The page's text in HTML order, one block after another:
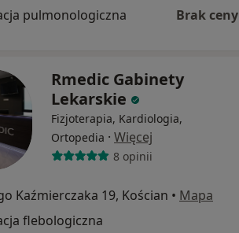
pulmonologiczna Brak ceny
Rmedic Gabinety
Lekarskie
Fizjoterapia, Kardiologia,
Ortopedia · Więcej
8 opinii
Kaźmierczaka 19, Kościan • Mapa
flebologiczna